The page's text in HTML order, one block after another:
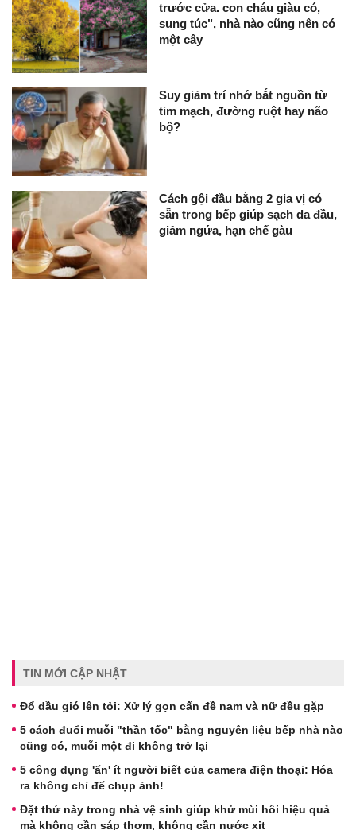
trước cửa. con cháu giàu có,
sung túc", nhà nào cũng nên có
một cây
Suy giảm trí nhớ bắt nguồn từ
tim mạch, đường ruột hay não
bộ?
Cách gội đầu bằng 2 gia vị có
sẵn trong bếp giúp sạch da đầu,
giảm ngứa, hạn chế gàu
TIN MỚI CẬP NHẬT
Đổ dầu gió lên tỏi: Xử lý gọn cấn đề nam và nữ đều gặp
5 cách đuổi muỗi "thần tốc" bằng nguyên liệu bếp nhà nào
cũng có, muỗi một đi không trở lại
5 công dụng 'ẩn' ít người biết của camera điện thoại: Hóa
ra không chỉ để chụp ảnh!
Đặt thứ này trong nhà vệ sinh giúp khử mùi hôi hiệu quả
mà không cần sáp thơm, không cần nước xịt